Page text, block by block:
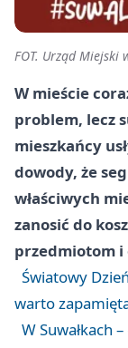
FOT. Urząd Miejski
W mieście
problem, lecz
mieszkańcy
dowody, że
właściwych
zanosić do
przedmiotom i
Światowy
warto
W Suwałkach